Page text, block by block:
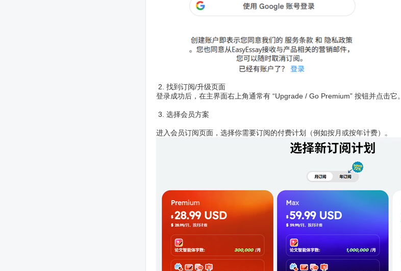
2. 找到订阅/升级页面
登录成功后，在主界面右上角通常有 “Upgrade / Go Premium” 按钮并点击它。
3. 选择会员方案
进入会员订阅页面，选择你需要订阅的付费计划（例如按月或按年计费）。